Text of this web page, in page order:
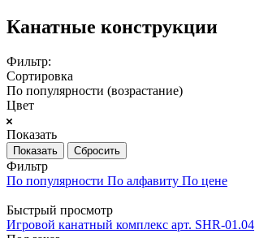
Канатные конструкции
Фильтр:
Сортировка
По популярности (возрастание)
Цвет
Показать
Сбросить
Фильтр
По популярности По алфавиту По цене
Быстрый просмотр
Игровой канатный комплекс арт. SHR-01.04